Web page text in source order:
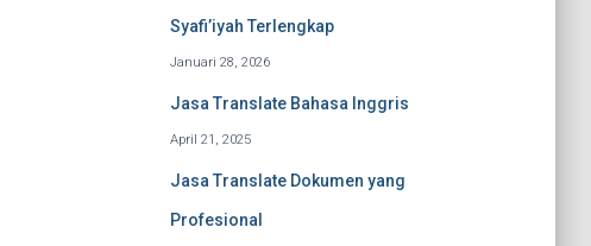
Syafi’iyah Terlengkap
Januari 28, 2026
Jasa Translate Bahasa Inggris
April 21, 2025
Jasa Translate Dokumen yang
Profesional